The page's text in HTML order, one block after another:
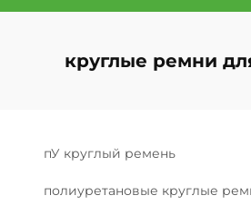
круглые ремни
пУ круглый ремень
полиуретановые круглые